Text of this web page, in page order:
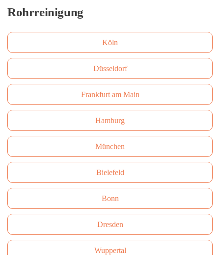
Rohrreinigung
Köln
Düsseldorf
Frankfurt am Main
Hamburg
München
Bielefeld
Bonn
Dresden
Wuppertal